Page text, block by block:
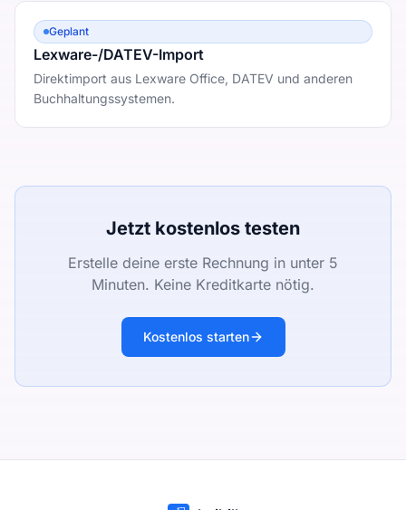
Geplant
Lexware-/DATEV-Import
Direktimport aus Lexware Office, DATEV und anderen
Buchhaltungssystemen.
Jetzt kostenlos testen
Erstelle deine erste Rechnung in unter 5
Minuten. Keine Kreditkarte nötig.
Kostenlos starten